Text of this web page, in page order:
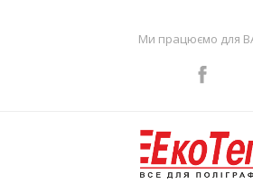
Ми працюємо для